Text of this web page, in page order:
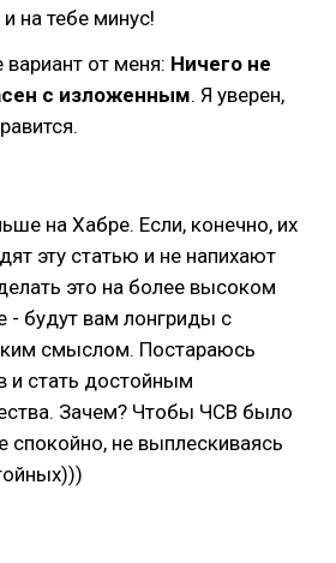
на тебе минус!
от меня: Ничего не
с изложенным. Я уверен,
на Хабре. Если, конечно, их
эту статью и не напихают
это на более высоком
- будут вам лонгриды с
смыслом. Постараюсь
и стать достойным
Зачем? Чтобы ЧСВ было
спокойно, не выплескиваясь